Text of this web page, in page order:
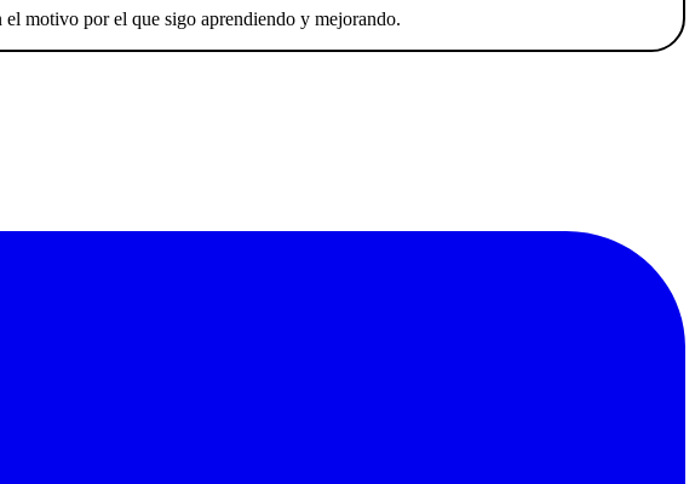
motivo por el que sigo aprendiendo y mejorando.